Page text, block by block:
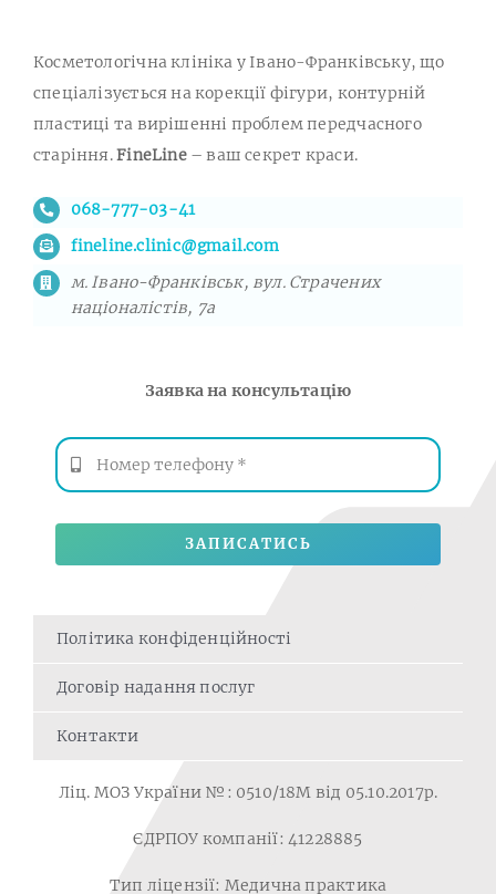
Косметологічна клініка у Івано-Франківську, що
спеціалізується на корекції фігури, контурній
пластиці та вирішенні проблем передчасного
старіння.FineLine– ваш секрет краси.
068-777-03-41
fineline.clinic@gmail.com
м. Івано-Франківськ, вул. Страчених
націоналістів, 7а
Заявка на консультацію
ЗАПИСАТИСЬ
Політика конфіденційності
Договір надання послуг
Контакти
Ліц. МОЗ України №: 0510/18M від 05.10.2017р.
ЄДРПОУ компанії: 41228885
Тип ліцензії: Медична практика